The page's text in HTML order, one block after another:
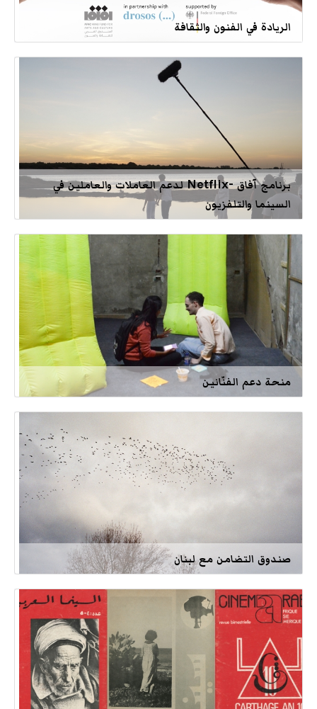
الريادة في الفنون والثقافة
برنامج آفاق -Netflix لدعم العاملات والعاملين في
السينما والتلفزيون
منحة دعم الفنّانين
صندوق التضامن مع لبنان